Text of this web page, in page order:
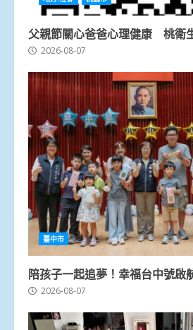
父親節關心爸爸心理健康 桃衛
2026-08-07
臺中市
陪孩子一起追夢！幸福台中號啟
2026-08-07